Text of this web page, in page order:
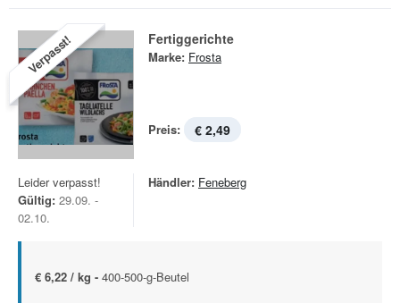
Verpasst! Fertiggerichte
Marke: Frosta
Preis: € 2,49
Leider verpasst!
Gültig: 29.09. -
02.10.
Händler: Feneberg
€ 6,22 / kg - 400-500-g-Beutel